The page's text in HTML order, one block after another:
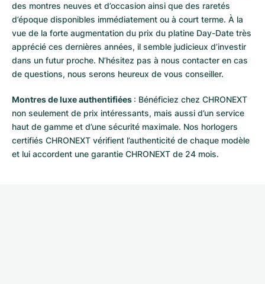
des montres neuves et d’occasion ainsi que des raretés
d’époque disponibles immédiatement ou à court terme. À la
vue de la forte augmentation du prix du platine Day-Date très
apprécié ces dernières années, il semble judicieux d’investir
dans un futur proche. N’hésitez pas à nous contacter en cas
de questions, nous serons heureux de vous conseiller.
Montres de luxe authentifiées : Bénéficiez chez CHRONEXT
non seulement de prix intéressants, mais aussi d’un service
haut de gamme et d’une sécurité maximale. Nos horlogers
certifiés CHRONEXT vérifient l’authenticité de chaque modèle
et lui accordent une garantie CHRONEXT de 24 mois.